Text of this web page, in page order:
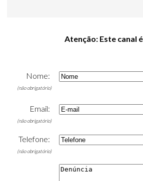
Atenção: Este canal
Nome:
(não obrigatório)
Email:
(não obrigatório)
Telefone:
(não obrigatório)